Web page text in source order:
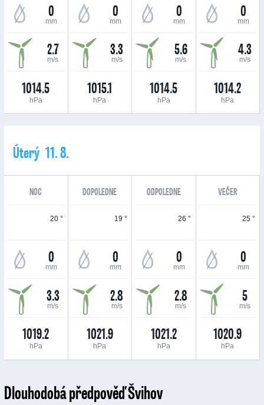
0
mm
2.7
m/s
1014.5
hPa
0
mm
3.3
m/s
1015.1
hPa
0
mm
5.6
m/s
1014.5
hPa
0
mm
4.3
m/s
1014.2
hPa
Úterý 11. 8.
NOC DOPOLEDNE ODPOLEDNE VEČER
20 °
0
mm
3.3
m/s
1019.2
hPa
19 °
0
mm
2.8
m/s
1021.9
hPa
26 °
0
mm
2.8
m/s
1021.2
hPa
25 °
0
mm
5
m/s
1020.9
hPa
Dlouhodobá předpověď Švihov